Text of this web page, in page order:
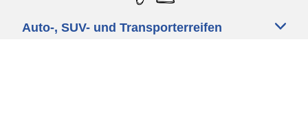
Auto-, SUV- und Transporterreifen